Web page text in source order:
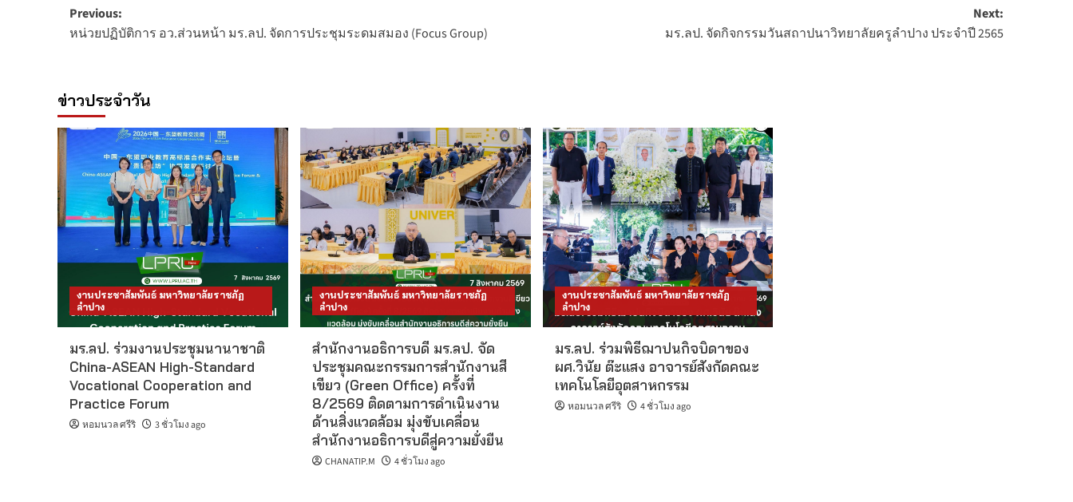
Post
navigation
Previous:
หน่วยปฏิบัติการ อว.ส่วนหน้า มร.ลป. จัดการประชุมระดมสมอง (Focus Group)
Next:
มร.ลป. จัดกิจกรรมวันสถาปนาวิทยาลัยครูลำปาง ประจำปี 2565
ข่าวประจำวัน
งานประชาสัมพันธ์ มหาวิทยาลัยราชภัฏ
ลำปาง
มร.ลป. ร่วมงานประชุมนานาชาติ
China-ASEAN High-Standard
Vocational Cooperation and
Practice Forum
หอมนวล ศรีริ 3 ชั่วโมง ago
งานประชาสัมพันธ์ มหาวิทยาลัยราชภัฏ
ลำปาง
สำนักงานอธิการบดี มร.ลป. จัด
ประชุมคณะกรรมการสำนักงานสี
เขียว (Green Office) ครั้งที่
8/2569 ติดตามการดำเนินงาน
ด้านสิ่งแวดล้อม มุ่งขับเคลื่อน
สำนักงานอธิการบดีสู่ความยั่งยืน
CHANATIP.M 4 ชั่วโมง ago
งานประชาสัมพันธ์ มหาวิทยาลัยราชภัฏ
ลำปาง
มร.ลป. ร่วมพิธีฌาปนกิจบิดาของ
ผศ.วินัย ต๊ะแสง อาจารย์สังกัดคณะ
เทคโนโลยีอุตสาหกรรม
หอมนวล ศรีริ 4 ชั่วโมง ago